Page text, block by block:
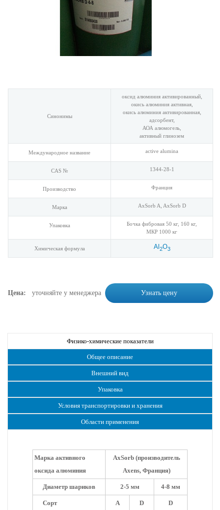
Синонимы
оксид алюминия активированный,
окись алюминия активная,
окись алюминия активированная,
адсорбент,
АОА алюмогель,
активный глинозем
Международное название active alumina
CAS № 1344-28-1
Производство Франция
Марка AxSorb A, AxSorb D
Упаковка
Бочка фибровая 50 кг, 160 кг,
МКР 1000 кг
Химическая формула Al 2O3
Цена: уточняйте у менеджера Узнать цену
Физико-химические показатели
Общее описание
Внешний вид
Упаковка
Условия транспортировки и хранения
Области применения
Марка активного
оксида алюминия
AxSorb (производитель
Axens, Франция)
Диаметр шариков 2-5 мм 4-8 мм
Сорт A D D